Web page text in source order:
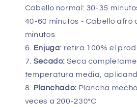
Cabello normal: 30-35
40-60 minutos - Cabello afro
minutos
Enjuga: retira 100% el
Secado: Seca
temperatura media,
Planchado: Plancha
veces a 200-230°C